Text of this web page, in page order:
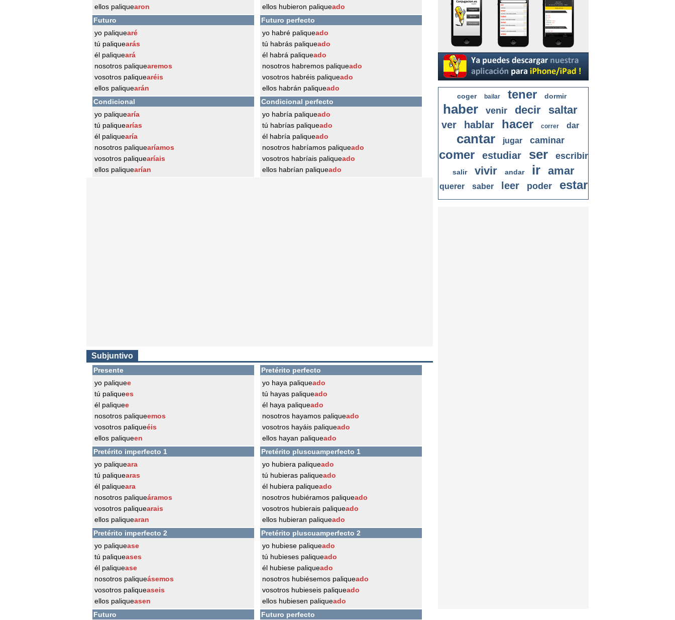
ellos paliquearon
ellos hubieron paliqueado
Futuro
yo paliquearé
tú paliquearás
él paliqueará
nosotros paliquearemos
vosotros paliquearéis
ellos paliquearán
Futuro perfecto
yo habré paliqueado
tú habrás paliqueado
él habrá paliqueado
nosotros habremos paliqueado
vosotros habréis paliqueado
ellos habrán paliqueado
Condicional
yo paliquearía
tú paliquearías
él paliquearía
nosotros paliquearíamos
vosotros paliquearíais
ellos paliquearían
Condicional perfecto
yo habría paliqueado
tú habrías paliqueado
él habría paliqueado
nosotros habríamos paliqueado
vosotros habríais paliqueado
ellos habrían paliqueado
Subjuntivo
Presente
yo paliquee
tú paliquees
él paliquee
nosotros paliqueemos
vosotros paliqueéis
ellos paliqueen
Pretérito perfecto
yo haya paliqueado
tú hayas paliqueado
él haya paliqueado
nosotros hayamos paliqueado
vosotros hayáis paliqueado
ellos hayan paliqueado
Pretérito imperfecto 1
yo paliqueara
tú paliquearas
él paliqueara
nosotros paliqueáramos
vosotros paliquearais
ellos paliquearan
Pretérito pluscuamperfecto 1
yo hubiera paliqueado
tú hubieras paliqueado
él hubiera paliqueado
nosotros hubiéramos paliqueado
vosotros hubierais paliqueado
ellos hubieran paliqueado
Pretérito imperfecto 2
yo paliquease
tú paliqueases
él paliquease
nosotros paliqueásemos
vosotros paliqueaseis
ellos paliqueasen
Pretérito pluscuamperfecto 2
yo hubiese paliqueado
tú hubieses paliqueado
él hubiese paliqueado
nosotros hubiésemos paliqueado
vosotros hubieseis paliqueado
ellos hubiesen paliqueado
Futuro
Futuro perfecto
coger bailar tener dormir
haber venir decir saltar
ver hablar hacer correr dar
cantar jugar caminar
comer estudiar ser escribir
salir vivir andar ir amar
querer saber leer poder estar